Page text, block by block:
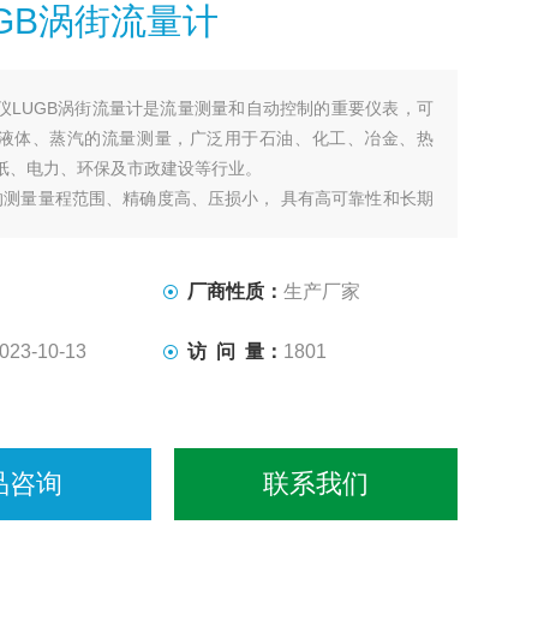
涡街流量计
LUGB涡街流量计是流量测量和自动控制的重要仪表，可
体、蒸汽的流量测量，广泛用于石油、化工、冶金、热
、电力、环保及市政建设等行业。
量量程范围、精确度高、压损小， 具有高可靠性和长期
装维护方便，无可动部件、无机械磨损。
厂商性质： 生产厂家
10-13 访 问 量： 1801
咨询 联系我们